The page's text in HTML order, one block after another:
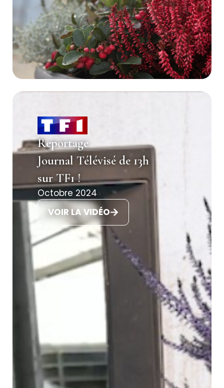
Reportage
Journal Télévisé de 13h
sur TF1 !
Octobre 2024
VOIR LA VIDÉO